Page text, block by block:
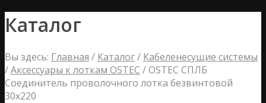
Каталог
Вы здесь: Главная / Каталог/ Кабеленесущие системы
/Аксессуары к лоткам OSTEC /OSTEC СПЛБ
Соединитель проволочного лотка безвинтовой
30х220